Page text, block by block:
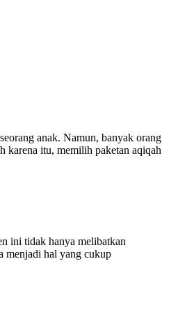
anak. Namun, banyak orang
karena itu, memilih paketan aqiqah
ini tidak hanya melibatkan
menjadi hal yang cukup